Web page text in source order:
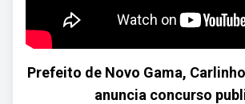
Prefeito de Novo Gama,
anuncia concurso